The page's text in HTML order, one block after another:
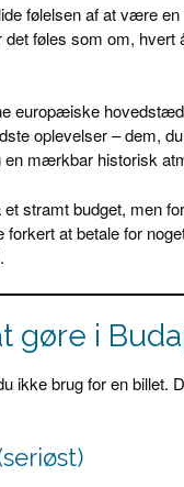
følelsen af at være
føles som om,
europæiske
oplevelser – dem,
mærkbar historisk
stramt budget, men
at betale for
gøre i
brug for en billet.